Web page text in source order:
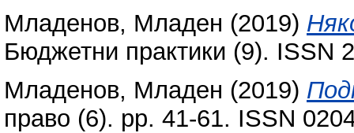
Младенов, Младен (2019)
Бюджетни практики (9). ISSN
Младенов, Младен (2019)
право (6). pp. 41-61. ISSN